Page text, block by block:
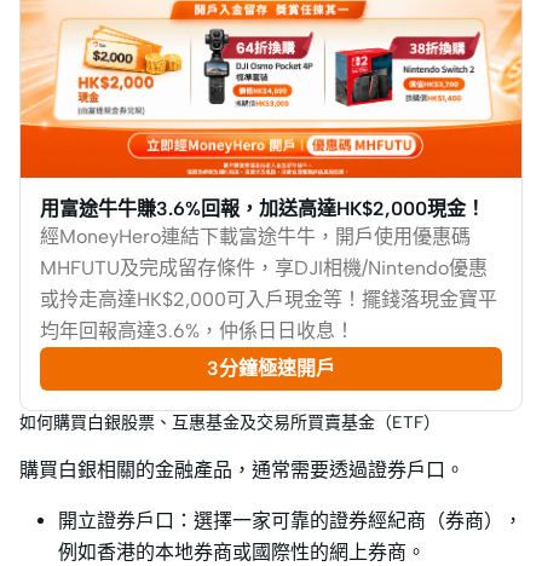
用富途牛牛賺3.6%回報，加送高達HK$2,000現金！
經MoneyHero連結下載富途牛牛，開戶使用優惠碼
MHFUTU及完成留存條件，享DJI相機/Nintendo優惠
或拎走高達HK$2,000可入戶現金等！擺錢落現金寶平
均年回報高達3.6%，仲係日日收息！
3分鐘極速開戶
如何購買白銀股票、互惠基金及交易所買賣基金（ETF）
購買白銀相關的金融產品，通常需要透過證券戶口。
開立證券戶口：選擇一家可靠的證券經紀商（券商），
例如香港的本地券商或國際性的網上券商。